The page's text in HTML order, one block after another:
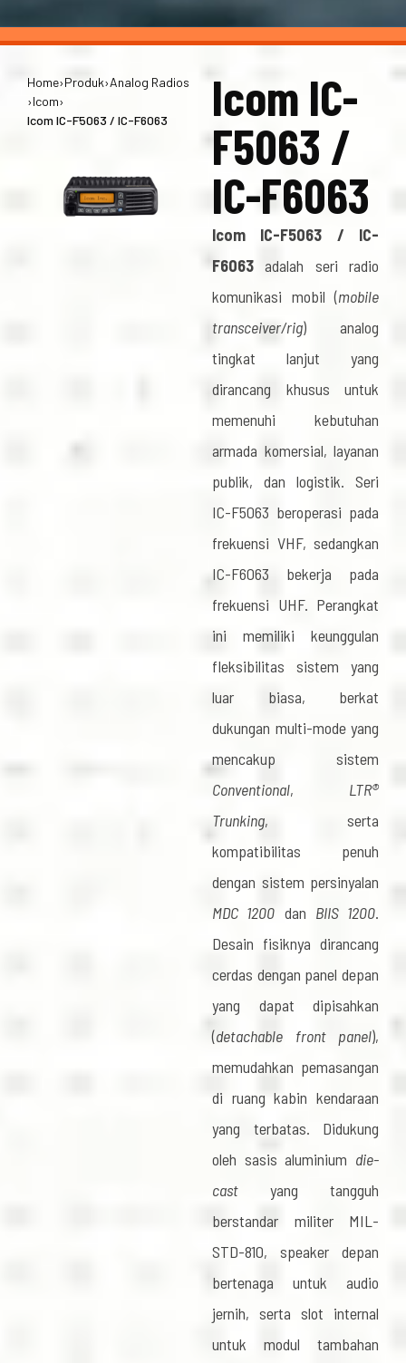
Home›Produk›Analog Radios
›Icom›
Icom IC-F5063 / IC-F6063
Icom IC-
F5063 /
IC-F6063
Icom IC-F5063 / IC-
F6063 adalah seri radio
komunikasi mobil (mobile
transceiver/rig) analog
tingkat lanjut yang
dirancang khusus untuk
memenuhi kebutuhan
armada komersial, layanan
publik, dan logistik. Seri
IC-F5063 beroperasi pada
frekuensi VHF, sedangkan
IC-F6063 bekerja pada
frekuensi UHF. Perangkat
ini memiliki keunggulan
fleksibilitas sistem yang
luar biasa, berkat
dukungan multi-mode yang
mencakup sistem
Conventional, LTR®
Trunking, serta
kompatibilitas penuh
dengan sistem persinyalan
MDC 1200 dan BIIS 1200.
Desain fisiknya dirancang
cerdas dengan panel depan
yang dapat dipisahkan
(detachable front panel),
memudahkan pemasangan
di ruang kabin kendaraan
yang terbatas. Didukung
oleh sasis aluminium die-
cast yang tangguh
berstandar militer MIL-
STD-810, speaker depan
bertenaga untuk audio
jernih, serta slot internal
untuk modul tambahan